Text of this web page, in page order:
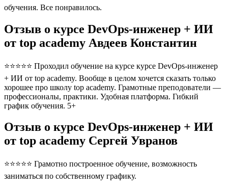
обучения. Все понравилось.
Отзыв о курсе DevOps-инженер + ИИ
от top academy Авдеев Константин
⭐⭐⭐⭐⭐ Проходил обучение на курсе курсе DevOps-инженер
+ ИИ от top academy. Вообще в целом хочется сказать только
хорошее про школу top academy. Грамотные преподователи —
профессионалы, практики. Удобная платформа. Гибкий
график обучения. 5+
Отзыв о курсе DevOps-инженер + ИИ
от top academy Сергей Увранов
⭐⭐⭐⭐⭐ Грамотно построенное обучение, возможность
заниматься по собственному графику.